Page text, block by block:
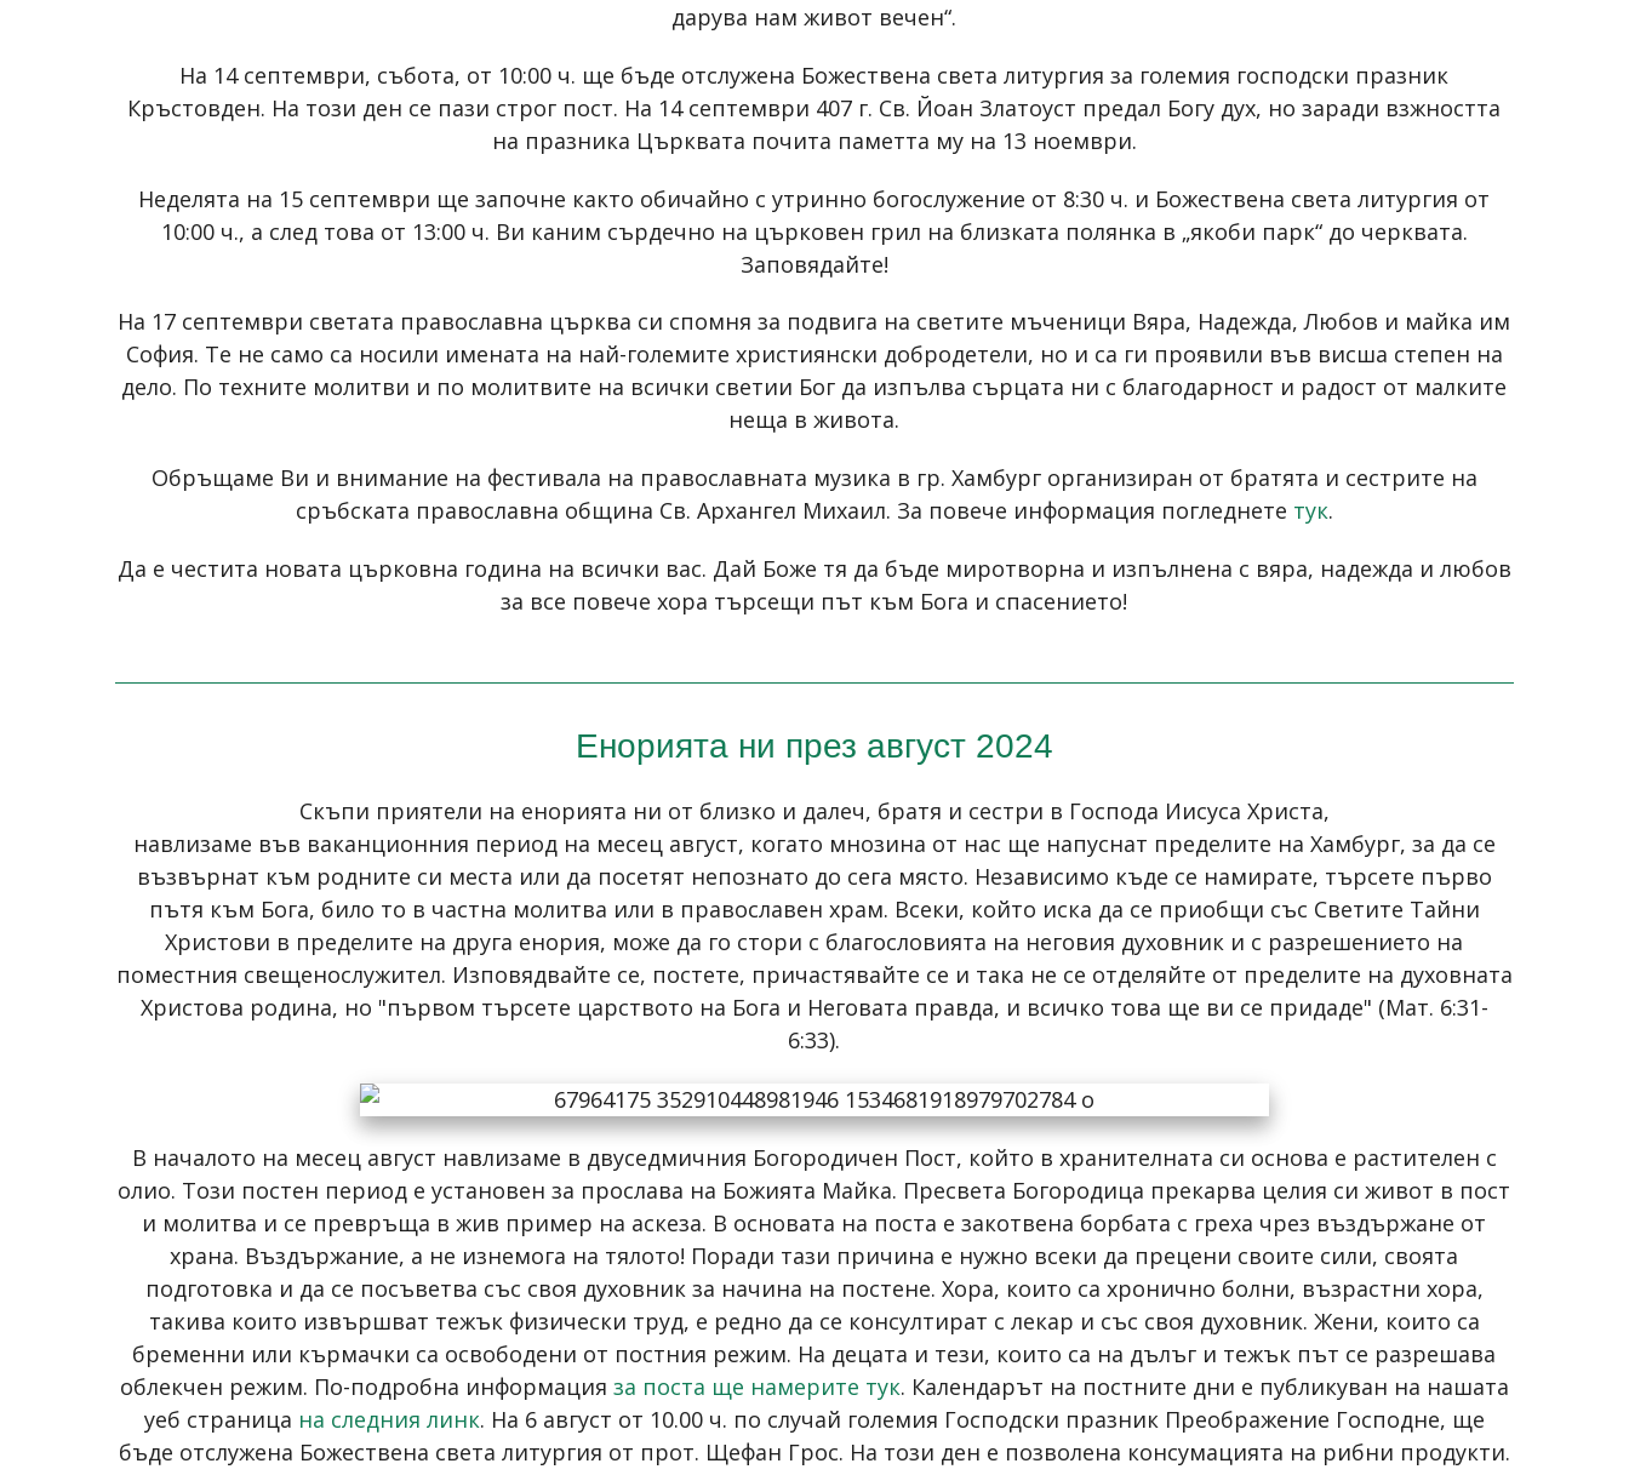
дарува нам живот вечен“.
На 14 септември, събота, от 10:00 ч. ще бъде отслужена Божествена света литургия за големия господски празник
Кръстовден. На този ден се пази строг пост. На 14 септември 407 г. Св. Йоан Златоуст предал Богу дух, но заради взжността
на празника Църквата почита паметта му на 13 ноември.
Неделята на 15 септември ще започне както обичайно с утринно богослужение от 8:30 ч. и Божествена света литургия от
10:00 ч., а след това от 13:00 ч. Ви каним сърдечно на църковен грил на близката полянка в „якоби парк“ до черквата.
Заповядайте!
На 17 септември светата православна църква си спомня за подвига на светите мъченици Вяра, Надежда, Любов и майка им
София. Те не само са носили имената на най-големите християнски добродетели, но и са ги проявили във висша степен на
дело. По техните молитви и по молитвите на всички светии Бог да изпълва сърцата ни с благодарност и радост от малките
неща в живота.
Обръщаме Ви и внимание на фестивала на православната музика в гр. Хамбург организиран от братята и сестрите на
сръбската православна община Св. Архангел Михаил. За повече информация погледнете тук.
Да е честита новата църковна година на всички вас. Дай Боже тя да бъде миротворна и изпълнена с вяра, надежда и любов
за все повече хора търсещи път към Бога и спасението!
Енорията ни през август 2024
Скъпи приятели на енорията ни от близко и далеч, братя и сестри в Господа Иисуса Христа,
навлизаме във ваканционния период на месец август, когато мнозина от нас ще напуснат пределите на Хамбург, за да се
възвърнат към родните си места или да посетят непознато до сега място. Независимо къде се намирате, търсете първо
пътя към Бога, било то в частна молитва или в православен храм. Всеки, който иска да се приобщи със Светите Тайни
Христови в пределите на друга енория, може да го стори с благословията на неговия духовник и с разрешението на
поместния свещенослужител. Изповядвайте се, постете, причастявайте се и така не се отделяйте от пределите на духовната
Христова родина, но "първом търсете царството на Бога и Неговата правда, и всичко това ще ви се придаде" (Мат. 6:31-
6:33).
В началото на месец август навлизаме в двуседмичния Богородичен Пост, който в хранителната си основа е растителен с
олио. Този постен период е установен за прослава на Божията Майка. Пресвета Богородица прекарва целия си живот в пост
и молитва и се превръща в жив пример на аскеза. В основата на поста е закотвена борбата с греха чрез въздържане от
храна. Въздържание, а не изнемога на тялото! Поради тази причина е нужно всеки да прецени своите сили, своята
подготовка и да се посъветва със своя духовник за начина на постене. Хора, които са хронично болни, възрастни хора,
такива които извършват тежък физически труд, е редно да се консултират с лекар и със своя духовник. Жени, които са
бременни или кърмачки са освободени от постния режим. На децата и тези, които са на дълъг и тежък път се разрешава
облекчен режим. По-подробна информация за поста ще намерите тук. Календарът на постните дни е публикуван на нашата
уеб страница на следния линк. На 6 август от 10.00 ч. по случай големия Господски празник Преображение Господне, ще
бъде отслужена Божествена света литургия от прот. Щефан Грос. На този ден е позволена консумацията на рибни продукти.